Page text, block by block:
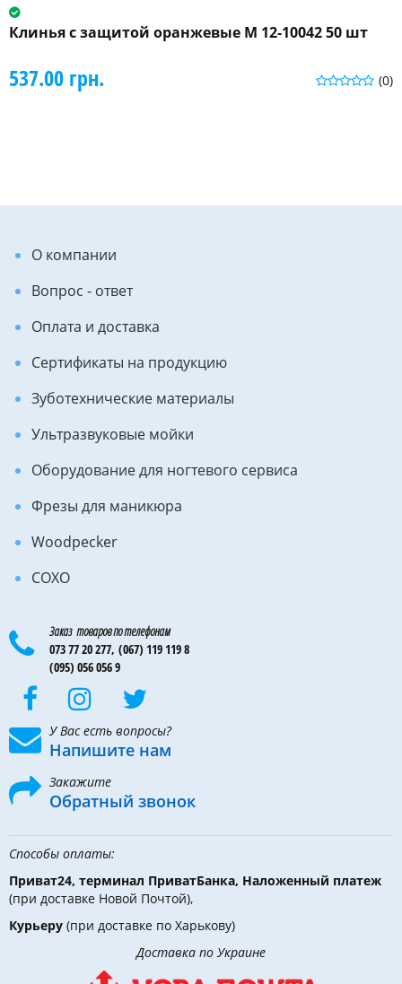
Клинья с защитой оранжевые M 12-10042 50 шт
(0)
537.00 грн.
О компании
Вопрос - ответ
Оплата и доставка
Сертификаты на продукцию
Зуботехнические материалы
Ультразвуковые мойки
Оборудование для ногтевого сервиса
Фрезы для маникюра
Woodpecker
COXO
Заказ товаров по телефонам
073 77 20 277, (067) 119 119 8
(095) 056 056 9
У Вас есть вопросы?
Напишите нам
Закажите
Обратный звонок
Способы оплаты:
Приват24, терминал ПриватБанка, Наложенный платеж
(при доставке Новой Почтой),
Курьеру (при доставке по Харькову)
Доставка по Украине